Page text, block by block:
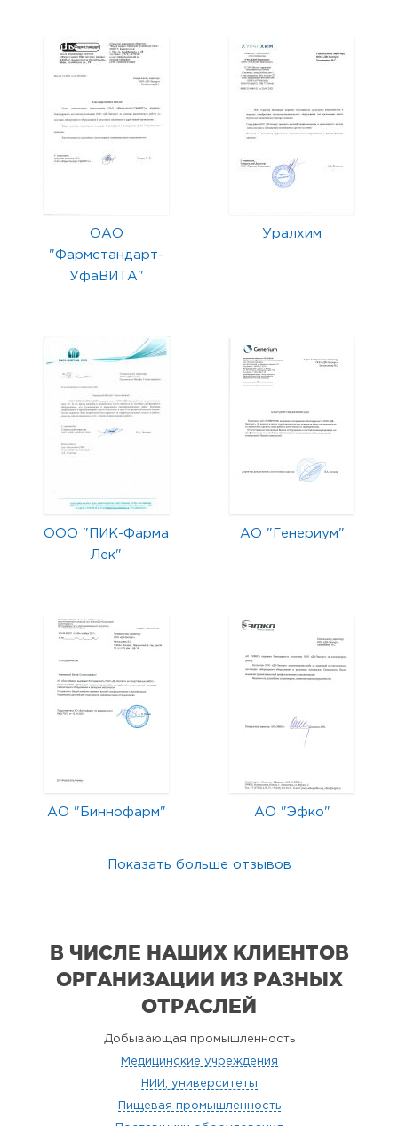
ОАО
"Фармстандарт-
УфаВИТА"
Уралхим
ООО "ПИК-Фарма
Лек"
АО "Генериум"
АО "Биннофарм" АО "Эфко"
Показать больше отзывов
В ЧИСЛЕ НАШИХ КЛИЕНТОВ
ОРГАНИЗАЦИИ ИЗ РАЗНЫХ
ОТРАСЛЕЙ
Добывающая промышленность
Медицинские учреждения
НИИ, университеты
Пищевая промышленность